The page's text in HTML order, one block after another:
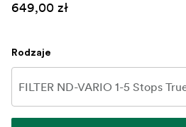
649,00 zł
Rodzaje